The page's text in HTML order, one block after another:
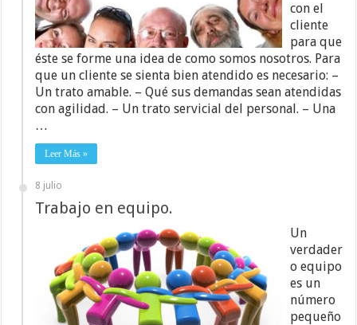
con el
cliente
para que
éste se forme una idea de como somos nosotros. Para
que un cliente se sienta bien atendido es necesario: –
Un trato amable. – Qué sus demandas sean atendidas
con agilidad. – Un trato servicial del personal. – Una
…
Leer Más »
8 julio
Trabajo en equipo.
Un
verdader
o equipo
es un
número
pequeño